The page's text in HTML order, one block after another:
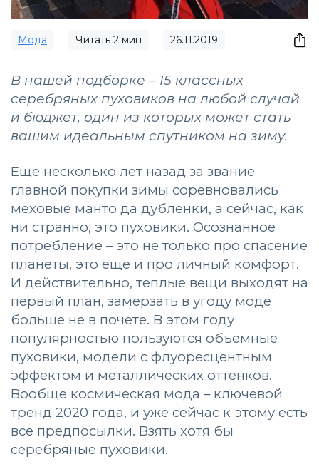
Мода Читать 2 мин 26.11.2019
В нашей подборке – 15 классных
серебряных пуховиков на любой случай
и бюджет, один из которых может стать
вашим идеальным спутником на зиму.
Еще несколько лет назад за звание
главной покупки зимы соревновались
меховые манто да дубленки, а сейчас, как
ни странно, это пуховики. Осознанное
потребление – это не только про спасение
планеты, это еще и про личный комфорт.
И действительно, теплые вещи выходят на
первый план, замерзать в угоду моде
больше не в почете. В этом году
популярностью пользуются объемные
пуховики, модели с флуоресцентным
эффектом и металлических оттенков.
Вообще космическая мода – ключевой
тренд 2020 года, и уже сейчас к этому есть
все предпосылки. Взять хотя бы
серебряные пуховики.